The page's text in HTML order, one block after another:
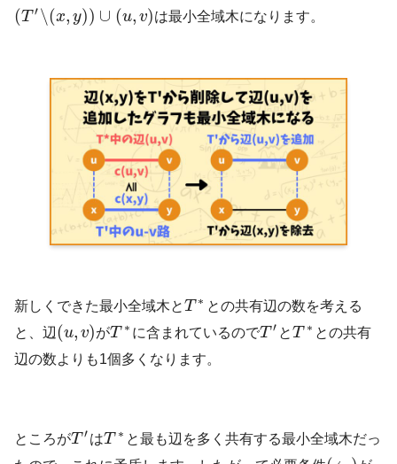
(T ′∖(x, y)) ∪ (u, v)は最小全域木になります。
新しくできた最小全域木とT ∗ との共有辺の数を考える
と、辺 (u, v)がT ∗ に含まれているのでT ′ とT ∗ との共有
辺の数よりも1個多くなります。
ところがT ′はT ∗ と最も辺を多く共有する最小全域木だっ